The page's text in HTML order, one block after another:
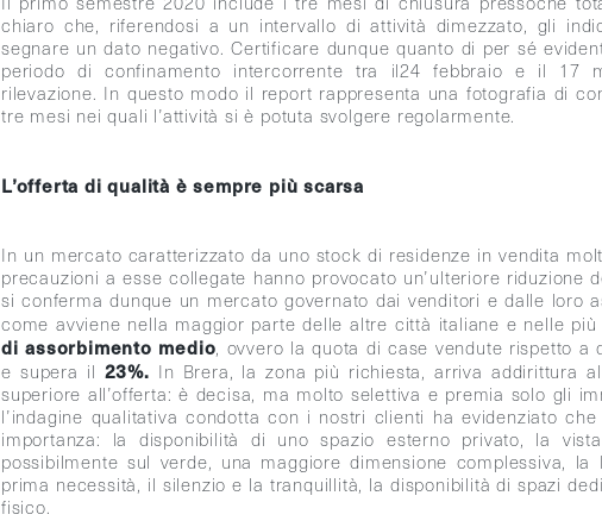
chiaro che, riferendosi a un intervallo di attività dimezzato, gli
segnare un dato negativo. Certificare dunque quanto di per sé
periodo di confinamento intercorrente tra il24 febbraio e il 17
rilevazione. In questo modo il report rappresenta una fotografia di
tre mesi nei quali l’attività si è potuta svolgere regolarmente.
L’offerta di qualità è sempre più scarsa
In un mercato caratterizzato da uno stock di residenze in vendita
precauzioni a esse collegate hanno provocato un’ulteriore riduzione
si conferma dunque un mercato governato dai venditori e dalle loro
come avviene nella maggior parte delle altre città italiane e nelle
di assorbimento medio, ovvero la quota di case vendute rispetto
e supera il 23%. In Brera, la zona più richiesta, arriva addirittura
superiore all’offerta: è decisa, ma molto selettiva e premia solo gli
l’indagine qualitativa condotta con i nostri clienti ha evidenziato
importanza: la disponibilità di uno spazio esterno privato, la
possibilmente sul verde, una maggiore dimensione complessiva,
prima necessità, il silenzio e la tranquillità, la disponibilità di spazi
fisico.